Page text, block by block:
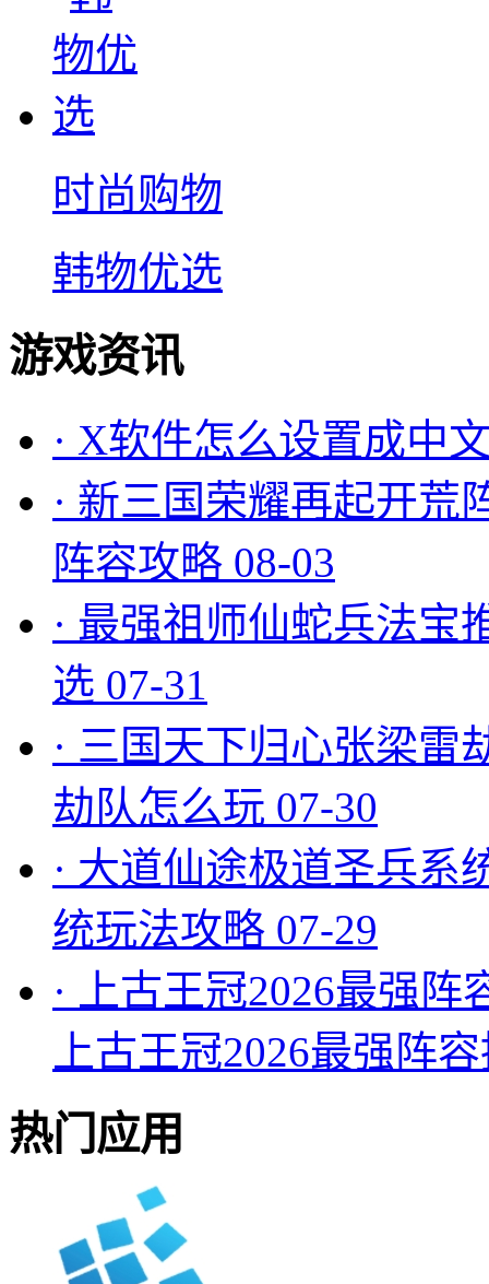
时尚购物
韩物优选
游戏资讯
· X软件怎么设置成中
· 新三国荣耀再起开荒
阵容攻略 08-03
· 最强祖师仙蛇兵法宝
选 07-31
· 三国天下归心张梁雷
劫队怎么玩 07-30
· 大道仙途极道圣兵系
统玩法攻略 07-29
·
上古王冠2026最强
上古王冠2026最强阵
热门应用